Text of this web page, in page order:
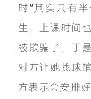
时”其实只有
生，上课时间
被欺骗了，于
对方让她找球
方表示会安排